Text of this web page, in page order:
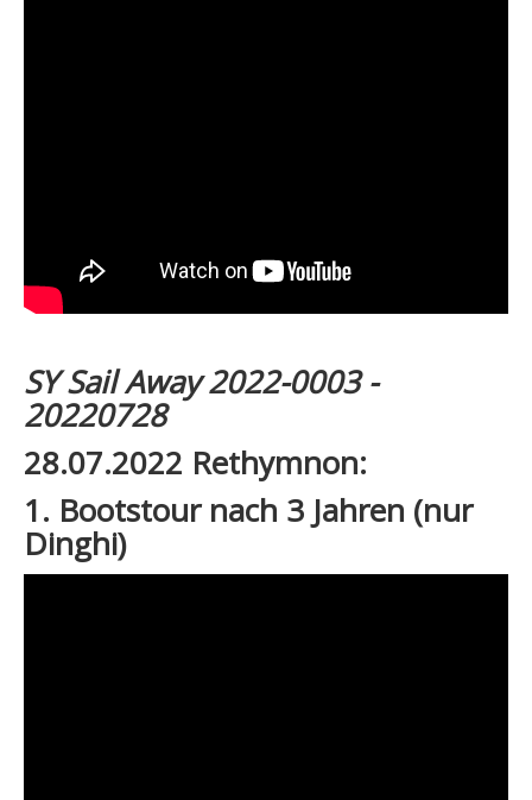
SY Sail Away 2022-0003 -
20220728
28.07.2022 Rethymnon:
1. Bootstour nach 3 Jahren (nur
Dinghi)